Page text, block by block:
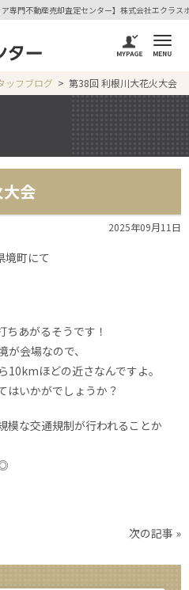
専門不動産売却査定センター】株式会社エクラス
ッフブログ 第38回 利根川大花火大会
会
2025年09月11日
境町にて
ちあがるそうです！
会場なので、
10kmほどの近さなんですよ。
はいかがでしょうか？
模な交通規制が行われることか
次の記事 »